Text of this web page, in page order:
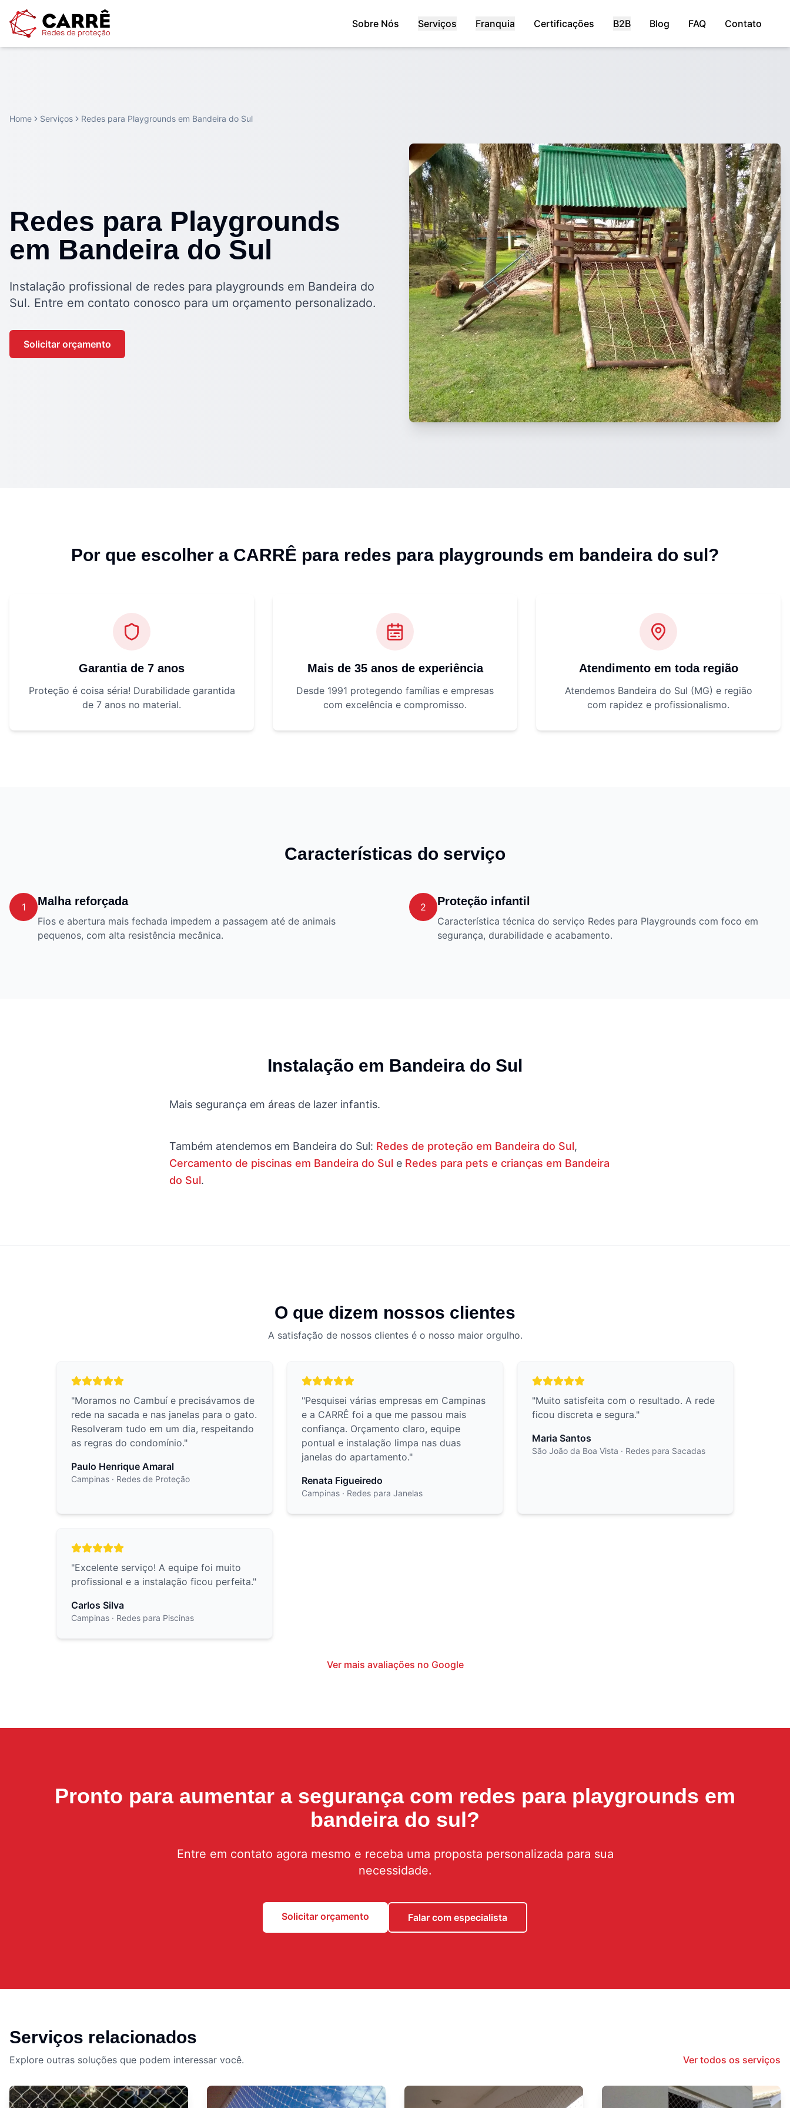
Sobre Nós Serviços Franquia Certificações B2B Blog FAQ Contato
Home Serviços Redes para Playgrounds em Bandeira do Sul
Redes para Playgrounds
em Bandeira do Sul
Instalação profissional de redes para playgrounds em Bandeira do
Sul. Entre em contato conosco para um orçamento personalizado.
Solicitar orçamento
Por que escolher a CARRÊ para redes para playgrounds em bandeira do sul ?
Garantia de 7 anos
Proteção é coisa séria! Durabilidade garantida
de 7 anos no material.
Mais de 35 anos de experiência
Desde 1991 protegendo famílias e empresas
com excelência e compromisso.
Atendimento em toda região
Atendemos Bandeira do Sul (MG) e região
com rapidez e profissionalismo.
Características do serviço
1 Malha reforçada
Fios e abertura mais fechada impedem a passagem até de animais
pequenos, com alta resistência mecânica.
2 Proteção infantil
Característica técnica do serviço Redes para Playgrounds com foco em
segurança, durabilidade e acabamento.
Instalação em Bandeira do Sul
Mais segurança em áreas de lazer infantis.
Também atendemos em Bandeira do Sul: Redes de proteção em Bandeira do Sul,
Cercamento de piscinas em Bandeira do Sul e Redes para pets e crianças em Bandeira
do Sul.
O que dizem nossos clientes
A satisfação de nossos clientes é o nosso maior orgulho.
"Moramos no Cambuí e precisávamos de
rede na sacada e nas janelas para o gato.
Resolveram tudo em um dia, respeitando
as regras do condomínio."
Paulo Henrique Amaral
Campinas · Redes de Proteção
"Pesquisei várias empresas em Campinas
e a CARRÊ foi a que me passou mais
confiança. Orçamento claro, equipe
pontual e instalação limpa nas duas
janelas do apartamento."
Renata Figueiredo
Campinas · Redes para Janelas
"Muito satisfeita com o resultado. A rede
ficou discreta e segura."
Maria Santos
São João da Boa Vista · Redes para Sacadas
"Excelente serviço! A equipe foi muito
profissional e a instalação ficou perfeita."
Carlos Silva
Campinas · Redes para Piscinas
Ver mais avaliações no Google
Pronto para aumentar a segurança com redes para playgrounds em
bandeira do sul?
Entre em contato agora mesmo e receba uma proposta personalizada para sua
necessidade.
Solicitar orçamento Falar com especialista
Serviços relacionados
Explore outras soluções que podem interessar você. Ver todos os serviços